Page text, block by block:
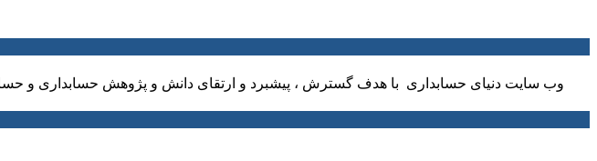
وب سایت دنیای حسابداری با هدف گسترش ، پیشبرد و ارتقای دانش و پژوهش حسابداری و